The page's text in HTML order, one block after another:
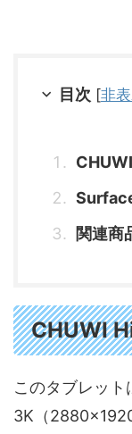
目次 [非
関連商
CHUWI
このタブレッ
3K（